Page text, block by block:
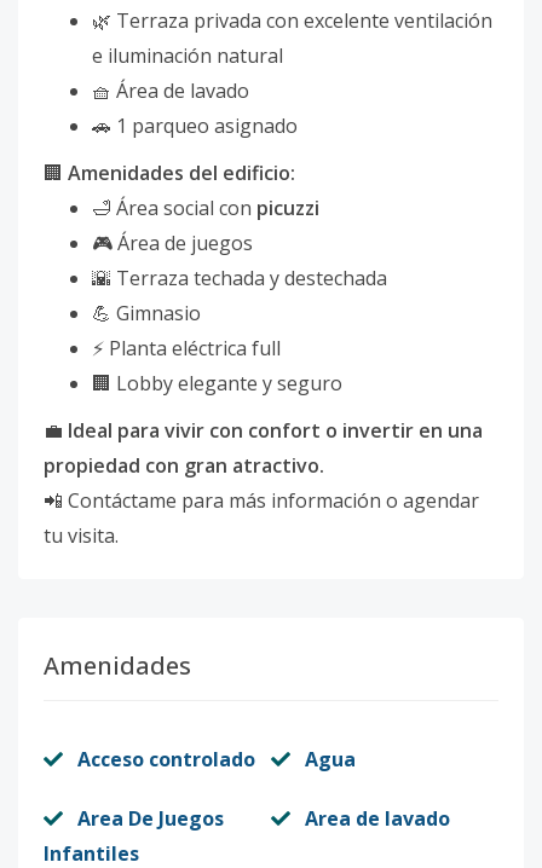
🌿 Terraza privada con excelente ventilación
e iluminación natural
🧺 Área de lavado
🚗 1 parqueo asignado
🏢 Amenidades del edificio:
🛁 Área social con picuzzi
🎮 Área de juegos
🌇 Terraza techada y destechada
💪 Gimnasio
⚡ Planta eléctrica full
🏢 Lobby elegante y seguro
💼 Ideal para vivir con confort o invertir en una
propiedad con gran atractivo.
📲 Contáctame para más información o agendar
tu visita.
Amenidades
Acceso controlado Agua
Area De Juegos
Infantiles
Area de lavado